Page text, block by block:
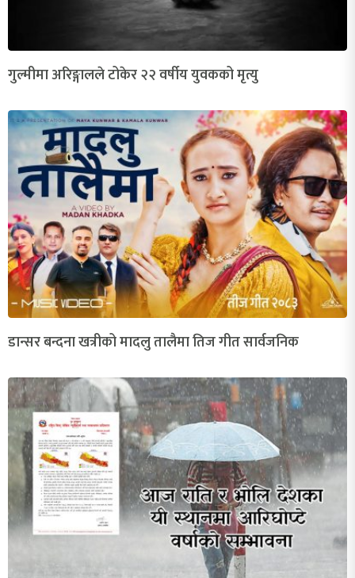
गुल्मीमा अरिङ्गालले टोकेर २२ वर्षीय युवकको मृत्यु
डान्सर बन्दना खत्रीको मादलु तालैमा तिज गीत सार्वजनिक